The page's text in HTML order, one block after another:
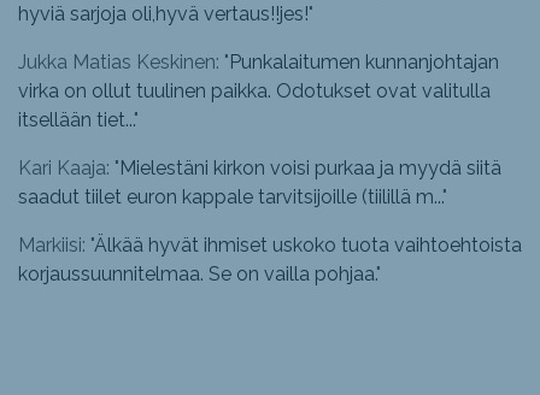
hyviä sarjoja oli,hyvä vertaus!!jes!"
Jukka Matias Keskinen: "Punkalaitumen kunnanjohtajan
virka on ollut tuulinen paikka. Odotukset ovat valitulla
itsellään tiet..."
Kari Kaaja: "Mielestäni kirkon voisi purkaa ja myydä siitä
saadut tiilet euron kappale tarvitsijoille (tiilillä m..."
Markiisi: "Älkää hyvät ihmiset uskoko tuota vaihtoehtoista
korjaussuunnitelmaa. Se on vailla pohjaa."